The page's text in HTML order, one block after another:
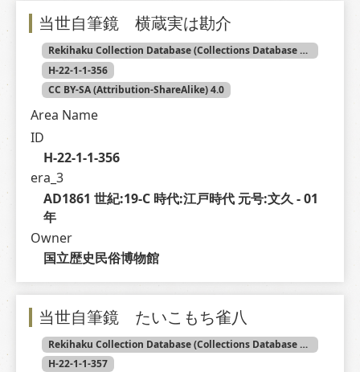
当世自筆鏡 横蔵実は勘介
Rekihaku Collection Database (Collections Database of the National Museum of Japanese History)
H-22-1-1-356
CC BY-SA (Attribution-ShareAlike) 4.0
Area Name
ID
H-22-1-1-356
era_3
AD1861 世紀:19-C 時代:江戸時代 元号:文久 - 01
年
Owner
国立歴史民俗博物館
当世自筆鏡 たいこもち雀八
Rekihaku Collection Database (Collections Database of the National Museum of Japanese History)
H-22-1-1-357